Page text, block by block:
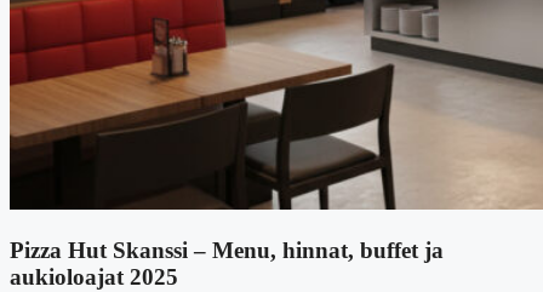
Pizza Hut Skanssi – Menu, hinnat, buffet ja
aukioloajat 2025